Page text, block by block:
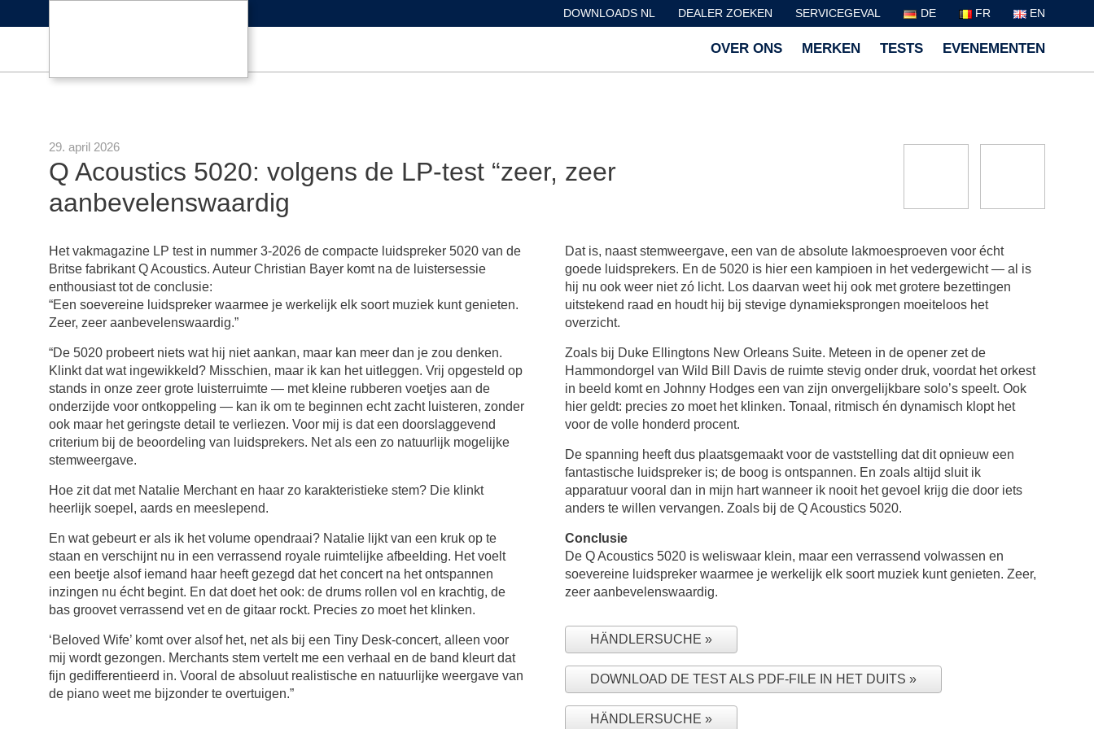
DOWNLOADS NL DEALER ZOEKEN SERVICEGEVAL DE FR EN
OVER ONS MERKEN TESTS EVENEMENTEN
29. april 2026
Q Acoustics 5020: volgens de LP-test “zeer, zeer
aanbevelenswaardig
Het vakmagazine LP test in nummer 3-2026 de compacte luidspreker 5020 van de
Britse fabrikant Q Acoustics. Auteur Christian Bayer komt na de luistersessie
enthousiast tot de conclusie:
“Een soevereine luidspreker waarmee je werkelijk elk soort muziek kunt genieten.
Zeer, zeer aanbevelenswaardig.”
“De 5020 probeert niets wat hij niet aankan, maar kan meer dan je zou denken.
Klinkt dat wat ingewikkeld? Misschien, maar ik kan het uitleggen. Vrij opgesteld op
stands in onze zeer grote luisterruimte — met kleine rubberen voetjes aan de
onderzijde voor ontkoppeling — kan ik om te beginnen echt zacht luisteren, zonder
ook maar het geringste detail te verliezen. Voor mij is dat een doorslaggevend
criterium bij de beoordeling van luidsprekers. Net als een zo natuurlijk mogelijke
stemweergave.
Hoe zit dat met Natalie Merchant en haar zo karakteristieke stem? Die klinkt
heerlijk soepel, aards en meeslepend.
En wat gebeurt er als ik het volume opendraai? Natalie lijkt van een kruk op te
staan en verschijnt nu in een verrassend royale ruimtelijke afbeelding. Het voelt
een beetje alsof iemand haar heeft gezegd dat het concert na het ontspannen
inzingen nu écht begint. En dat doet het ook: de drums rollen vol en krachtig, de
bas groovet verrassend vet en de gitaar rockt. Precies zo moet het klinken.
‘Beloved Wife’ komt over alsof het, net als bij een Tiny Desk-concert, alleen voor
mij wordt gezongen. Merchants stem vertelt me een verhaal en de band kleurt dat
fijn gedifferentieerd in. Vooral de absoluut realistische en natuurlijke weergave van
de piano weet me bijzonder te overtuigen.”
Dat is, naast stemweergave, een van de absolute lakmoesproeven voor écht
goede luidsprekers. En de 5020 is hier een kampioen in het vedergewicht — al is
hij nu ook weer niet zó licht. Los daarvan weet hij ook met grotere bezettingen
uitstekend raad en houdt hij bij stevige dynamieksprongen moeiteloos het
overzicht.
Zoals bij Duke Ellingtons New Orleans Suite. Meteen in de opener zet de
Hammondorgel van Wild Bill Davis de ruimte stevig onder druk, voordat het orkest
in beeld komt en Johnny Hodges een van zijn onvergelijkbare solo’s speelt. Ook
hier geldt: precies zo moet het klinken. Tonaal, ritmisch én dynamisch klopt het
voor de volle honderd procent.
De spanning heeft dus plaatsgemaakt voor de vaststelling dat dit opnieuw een
fantastische luidspreker is; de boog is ontspannen. En zoals altijd sluit ik
apparatuur vooral dan in mijn hart wanneer ik nooit het gevoel krijg die door iets
anders te willen vervangen. Zoals bij de Q Acoustics 5020.
Conclusie
De Q Acoustics 5020 is weliswaar klein, maar een verrassend volwassen en
soevereine luidspreker waarmee je werkelijk elk soort muziek kunt genieten. Zeer,
zeer aanbevelenswaardig.
HÄNDLERSUCHE
DOWNLOAD DE TEST ALS PDF-FILE IN HET DUITS
HÄNDLERSUCHE